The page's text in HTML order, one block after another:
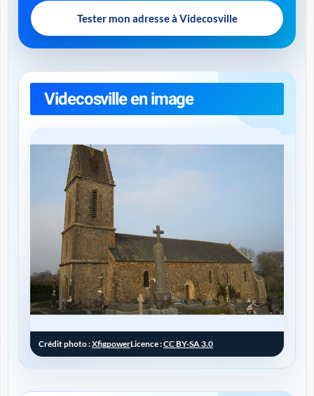
Tester mon adresse à Videcosville
Videcosville en image
Crédit photo :XfigpowerLicence :CC BY-SA 3.0